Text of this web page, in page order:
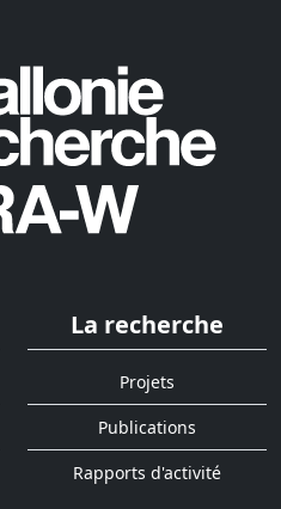
La recherche
Projets
Publications
Rapports d'activité